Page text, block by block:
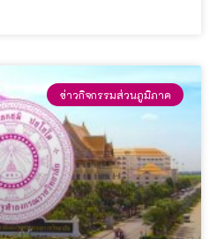
ข่าวกิจกรรมส่วนภูมิภาค